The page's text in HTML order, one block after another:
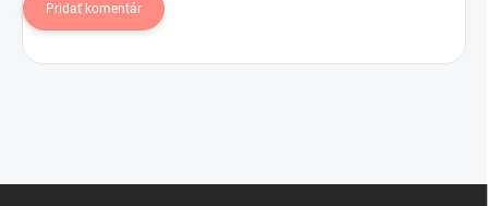
Pridať komentár